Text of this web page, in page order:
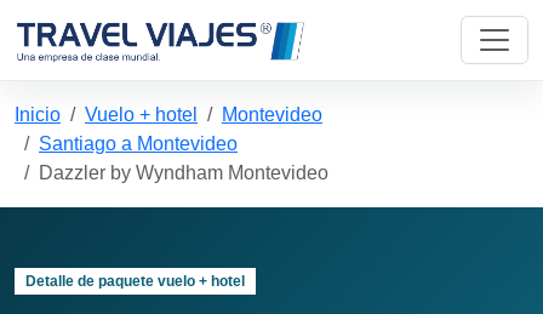
Inicio Vuelo + hotel
Montevideo
Santiago a Montevideo
Dazzler by Wyndham Montevideo
Detalle de paquete vuelo + hotel